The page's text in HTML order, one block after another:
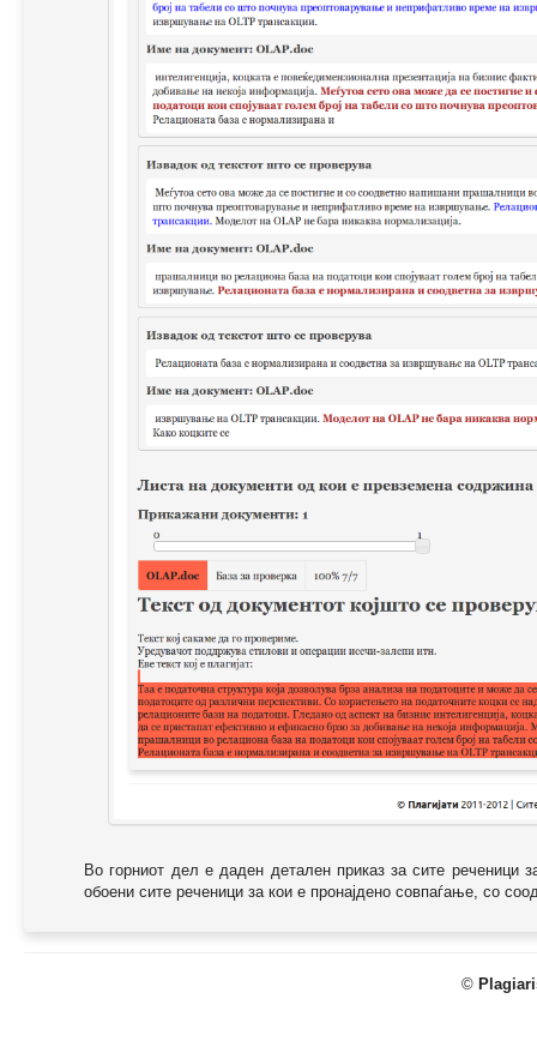
Во горниот дел е даден детален приказ за сите реченици
обоени сите реченици за кои е пронајдено совпаѓање, со
©